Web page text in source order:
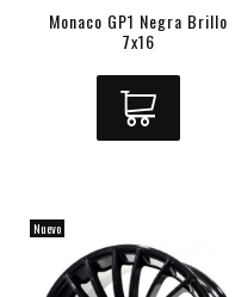
Monaco GP1 Negra Brillo
7x16
Nuevo